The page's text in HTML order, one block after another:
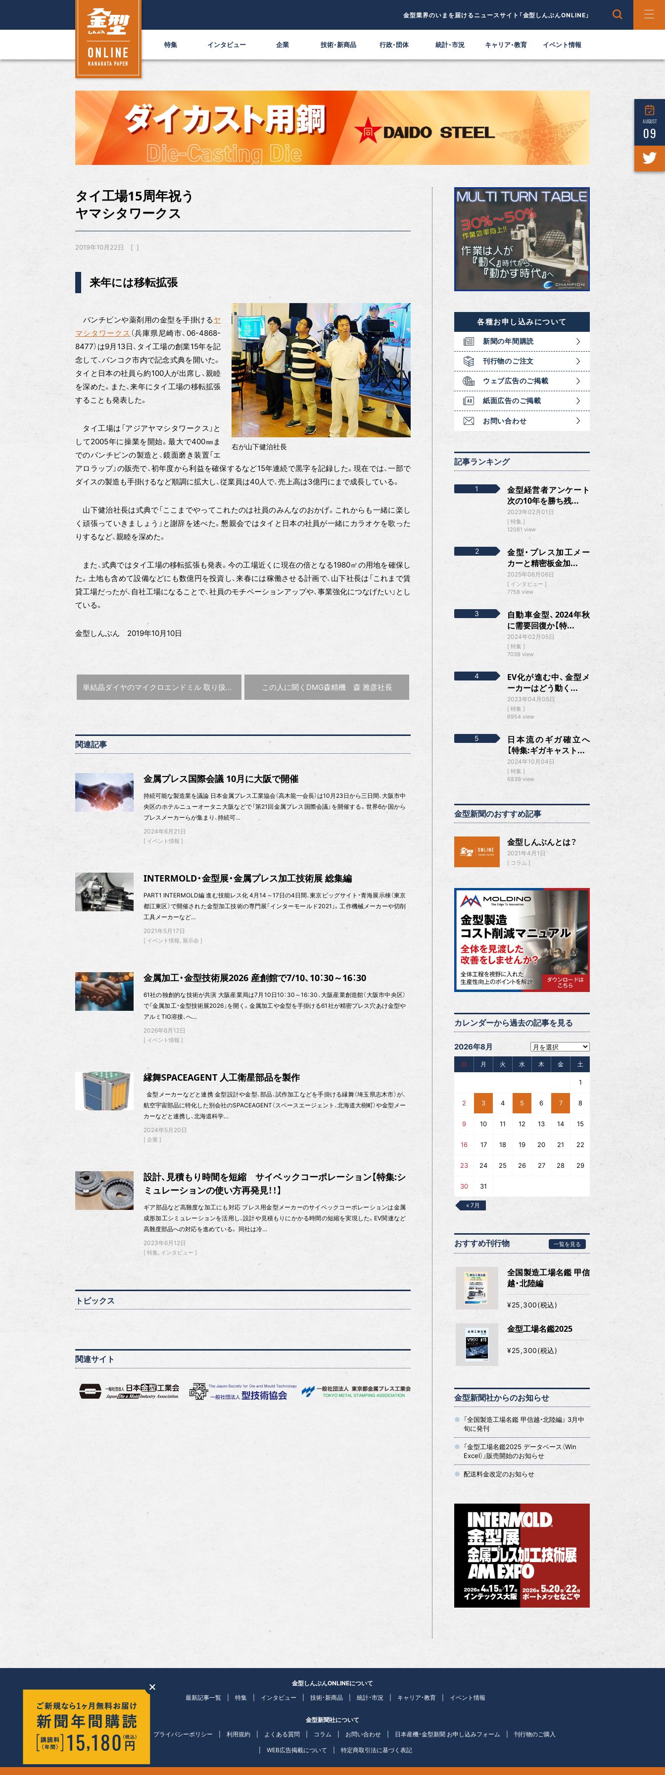
金型業界のいまを届けるニュースサイト「金型しんぶんONLINE」
特集 インタビュー 企業 技術・新商品 行政・団体 統計・市況 キャリア・教育 イベント情報
AUGUST
09
タイ工場15周年祝う
ヤマシタワークス
2019年10月22日
来年には移転拡張
右が山下健治社長
パンチピンや薬剤用の金型を手掛けるヤ
マシタワークス （兵庫県尼崎市、06-4868-
8477）は9月13日、タイ工場の創業15年を記
念して、バンコク市内で記念式典を開いた。
タイと日本の社員ら約100人が出席し、親睦
を深めた。また、来年にタイ工場の移転拡張
することも発表した。
タイ工場は「アジアヤマシタワークス」と
して2005年に操業を開始。最大で400㎜ま
でのパンチピンの製造と、鏡面磨き装置「エ
アロラップ」の販売で、初年度から利益を確保するなど15年連続で黒字を記録した。現在では、一部で
ダイスの製造も手掛けるなど順調に拡大し、従業員は40人で、売上高は3億円にまで成長している。
山下健治社長は式典で「ここまでやってこれたのは社員のみんなのおかげ。これからも一緒に楽し
く頑張っていきましょう」と謝辞を述べた。懇親会ではタイと日本の社員が一緒にカラオケを歌った
りするなど、親睦を深めた。
また、式典ではタイ工場の移転拡張も発表。今の工場近くに現在の倍となる1980㎡の用地を確保し
た。土地も含めて設備などにも数億円を投資し、来春には稼働させる計画で、山下社長は「これまで賃
貸工場だったが、自社工場になることで、社員のモチベーションアップや、事業強化につなげたい」とし
ている。
金型しんぶん 2019年10月10日
前の記事 :
単結晶ダイヤのマイクロエンドミル 取り扱い開始 山勝商会次の記事 :
この人に聞く DMG森精機 森 雅彦社長
関連記事
金属プレス国際会議 10月に大阪で開催
持続可能な製造業を議論 日本金属プレス工業協会（高木龍一会長）は10月23日から三日間、大阪市中
央区のホテルニューオータニ大阪などで「第21回金属プレス国際会議」を開催する。世界6か国から
プレスメーカーらが集まり、持続可…
2024年6月21日
イベント情報
INTERMOLD・金型展・金属プレス加工技術展 総集編
PART1 INTERMOLD編 進む技能レス化 4月14～17日の4日間、東京ビッグサイト・青海展示棟（東京
都江東区）で開催された金型加工技術の専門展「インターモールド2021」。工作機械メーカーや切削
工具メーカーなど…
2021年5月17日
イベント情報 展示会
金属加工・金型技術展2026 産創館で7/10、10：30～16：30
61社の独創的な技術が共演 大阪産業局は7月10日10：30～16：30、大阪産業創造館（大阪市中央区）
で「金属加工・金型技術展2026」を開く。金属加工や金型を手掛ける61社が精密プレス穴あけ金型や
アルミTIG溶接、へ…
2026年6月12日
イベント情報
縁舞SPACEAGENT 人工衛星部品を製作
金型メーカーなどと連携 金型設計や金型、部品、試作加工などを手掛ける縁舞（埼玉県志木市）が、
航空宇宙部品に特化した別会社のSPACEAGENT（スペースエージェント、北海道大樹町）や金型メー
カーなどと連携し、北海道科学…
2024年5月20日
企業
設計、見積もり時間を短縮 サイベックコーポレーション【特集:シ
ミュレーションの使い方再発見！！】
ギア部品など高難度な加工にも対応 プレス用金型メーカーのサイベックコーポレーションは金属
成形加工シミュレーションを活用し、設計や見積もりにかかる時間の短縮を実現した。EV関連など
高難度部品への対応を進めている。 同社は冷…
2023年6月12日
特集 インタビュー
トピックス
関連サイト
各種お申し込みについて
新聞の年間購読
刊行物のご注文
ウェブ広告のご掲載
紙面広告のご掲載
お問い合わせ
記事ランキング
金型経営者アンケート
次の10年を勝ち残...
2023年02月01日
特集
12081 view
金型・プレス加工メー
カーと精密板金加...
2025年06月06日
インタビュー
7758 view
自動車金型、2024年秋
に需要回復か【特...
2024年02月05日
特集
7038 view
EV化が進む中、金型メ
ーカーはどう動く...
2023年04月05日
特集
6954 view
日本流のギガ確立へ
【特集:ギガキャスト...
2024年10月04日
特集
6839 view
金型新聞のおすすめ記事
金型しんぶんとは？
2021年4月1日
コラム
カレンダーから過去の記事を見る
2026年8月
日 月 火 水 木 金 土
1
2 3 4 5 6 7 8
9 10 11 12 13 14 15
16 17 18 19 20 21 22
23 24 25 26 27 28 29
30 31
« 7月
おすすめ刊行物 一覧を見る
全国製造工場名鑑 甲信
越・北陸編
¥25,300(税込)
金型工場名鑑2025
¥25,300(税込)
金型新聞社からのお知らせ
「全国製造工場名鑑 甲信越・北陸編」 3月中
旬に発刊
「金型工場名鑑2025 データベース（Win
Excel）」販売開始のお知らせ
配送料金改定のお知らせ
金型しんぶんONLINEについて
最新記事一覧
特集 インタビュー 技術・新商品 統計・市況 キャリア・教育 イベント情報
金型新聞社について
会社紹介
プライバシーポリシー 利用規約 よくある質問 コラム お問い合わせ 日本産機・金型新聞 お申し込みフォーム 刊行物のご購入
WEB広告掲載について 特定商取引法に基づく表記